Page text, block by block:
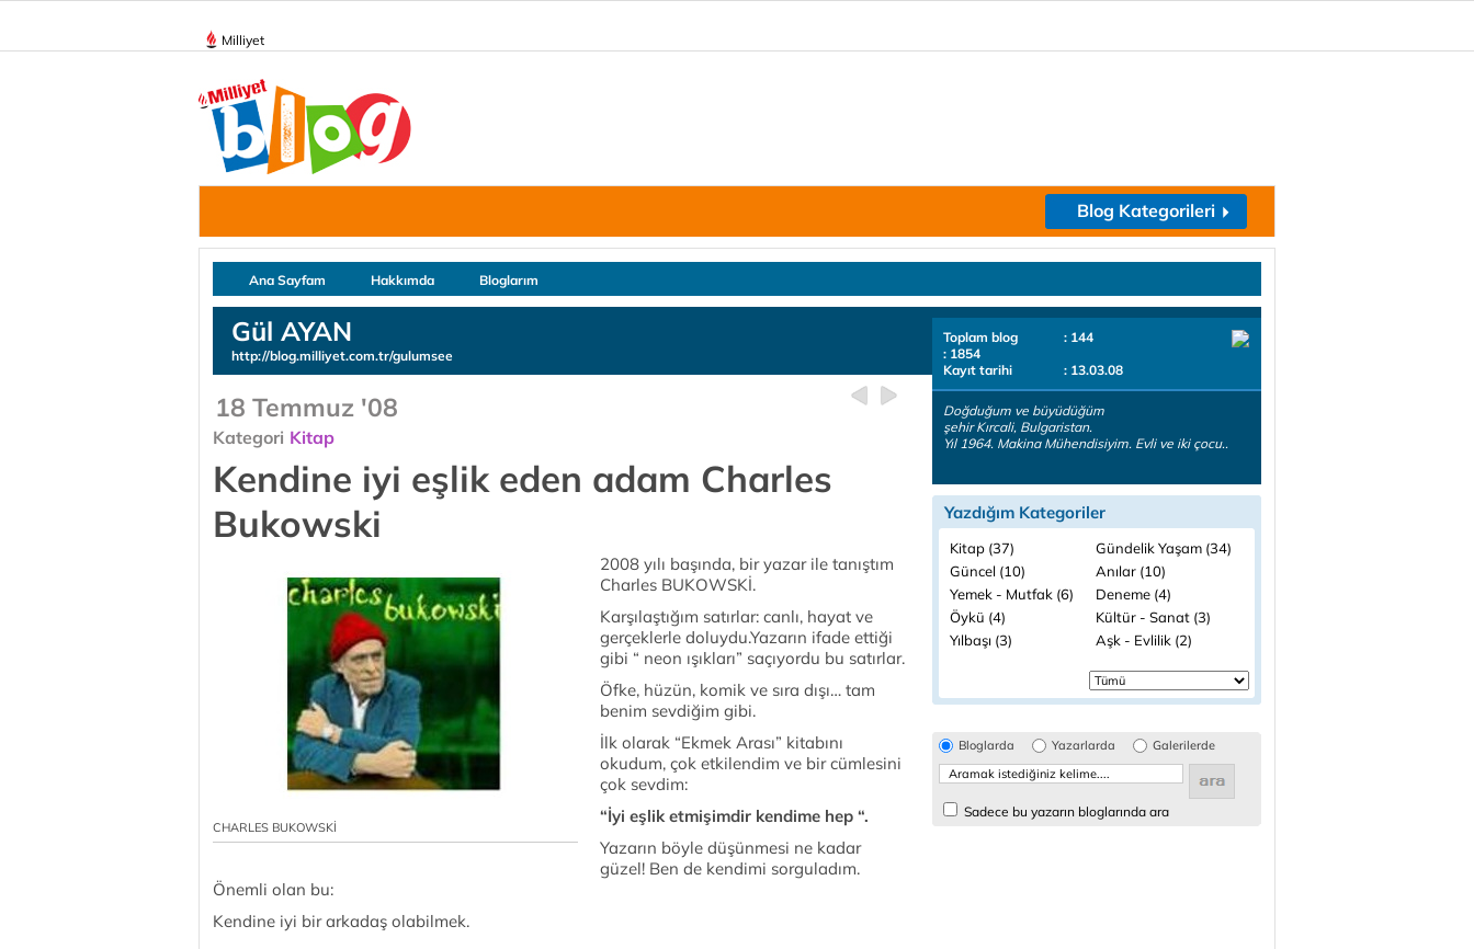
Milliyet
Blog Kategorileri
Ana Sayfam Hakkımda Bloglarım
Gül AYAN
http://blog.milliyet.com.tr/gulumsee
18 Temmuz '08
Kategori Kitap
Kendine iyi eşlik eden adam Charles
Bukowski
CHARLES BUKOWSKİ
2008 yılı başında, bir yazar ile tanıştım
Charles BUKOWSKİ.
Karşılaştığım satırlar: canlı, hayat ve
gerçeklerle doluydu.Yazarın ifade ettiği
gibi “ neon ışıkları” saçıyordu bu satırlar.
Öfke, hüzün, komik ve sıra dışı… tam
benim sevdiğim gibi.
İlk olarak “Ekmek Arası” kitabını
okudum, çok etkilendim ve bir cümlesini
çok sevdim:
“İyi eşlik etmişimdir kendime hep “.
Yazarın böyle düşünmesi ne kadar
güzel! Ben de kendimi sorguladım.
Önemli olan bu:
Kendine iyi bir arkadaş olabilmek.
Toplam blog
: 144
: 1854
Kayıt tarihi
: 13.03.08
Doğduğum ve büyüdüğüm
şehir Kırcali, Bulgaristan.
Yıl 1964. Makina Mühendisiyim. Evli ve iki çocu..
Yazdığım Kategoriler
Kitap (37)
Gündelik Yaşam (34)
Güncel (10)
Anılar (10)
Yemek - Mutfak (6)
Deneme (4)
Öykü (4)
Kültür - Sanat (3)
Yılbaşı (3)
Aşk - Evlilik (2)
Bloglarda Yazarlarda Galerilerde
Sadece bu yazarın bloglarında ara